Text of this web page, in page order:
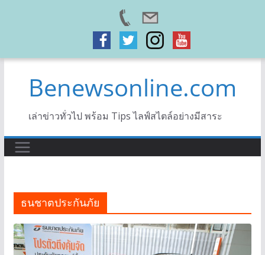
contentBenewsonline.com
เล่าข่าวทั่วไป พร้อม Tips ไลฟ์สไตล์อย่างมีสาระ
ธนชาตประกันภัย